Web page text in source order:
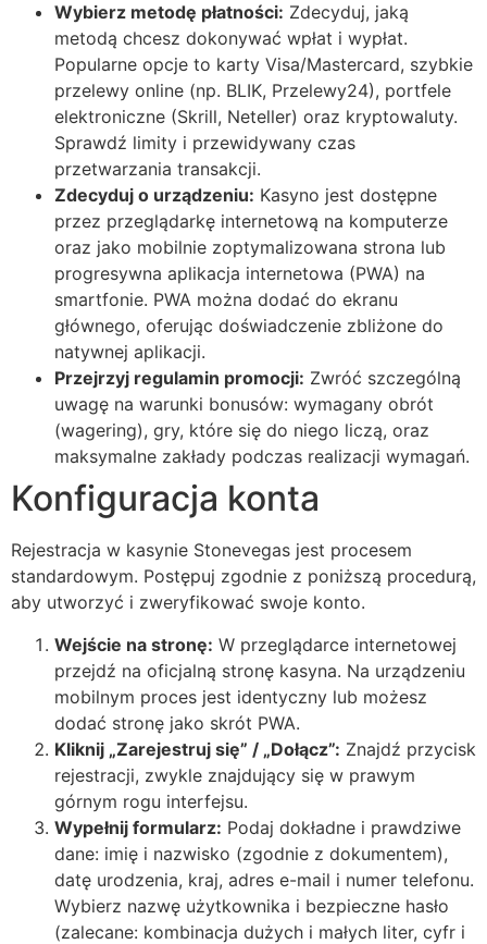
Wybierz metodę płatności: Zdecyduj, jaką
metodą chcesz dokonywać wpłat i wypłat.
Popularne opcje to karty Visa/Mastercard, szybkie
przelewy online (np. BLIK, Przelewy24), portfele
elektroniczne (Skrill, Neteller) oraz kryptowaluty.
Sprawdź limity i przewidywany czas
przetwarzania transakcji.
Zdecyduj o urządzeniu: Kasyno jest dostępne
przez przeglądarkę internetową na komputerze
oraz jako mobilnie zoptymalizowana strona lub
progresywna aplikacja internetowa (PWA) na
smartfonie. PWA można dodać do ekranu
głównego, oferując doświadczenie zbliżone do
natywnej aplikacji.
Przejrzyj regulamin promocji: Zwróć szczególną
uwagę na warunki bonusów: wymagany obrót
(wagering), gry, które się do niego liczą, oraz
maksymalne zakłady podczas realizacji wymagań.
Konfiguracja konta
Rejestracja w kasynie Stonevegas jest procesem
standardowym. Postępuj zgodnie z poniższą procedurą,
aby utworzyć i zweryfikować swoje konto.
Wejście na stronę: W przeglądarce internetowej
przejdź na oficjalną stronę kasyna. Na urządzeniu
mobilnym proces jest identyczny lub możesz
dodać stronę jako skrót PWA.
Kliknij „Zarejestruj się” / „Dołącz”: Znajdź przycisk
rejestracji, zwykle znajdujący się w prawym
górnym rogu interfejsu.
Wypełnij formularz: Podaj dokładne i prawdziwe
dane: imię i nazwisko (zgodnie z dokumentem),
datę urodzenia, kraj, adres e-mail i numer telefonu.
Wybierz nazwę użytkownika i bezpieczne hasło
(zalecane: kombinacja dużych i małych liter, cyfr i